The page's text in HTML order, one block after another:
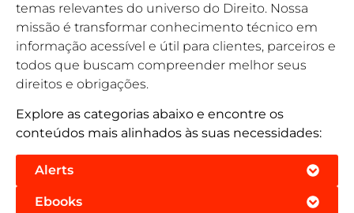
temas relevantes do universo do Direito. Nossa
missão é transformar conhecimento técnico em
informação acessível e útil para clientes, parceiros e
todos que buscam compreender melhor seus
direitos e obrigações.
Explore as categorias abaixo e encontre os
conteúdos mais alinhados às suas necessidades:
Alerts
Ebooks